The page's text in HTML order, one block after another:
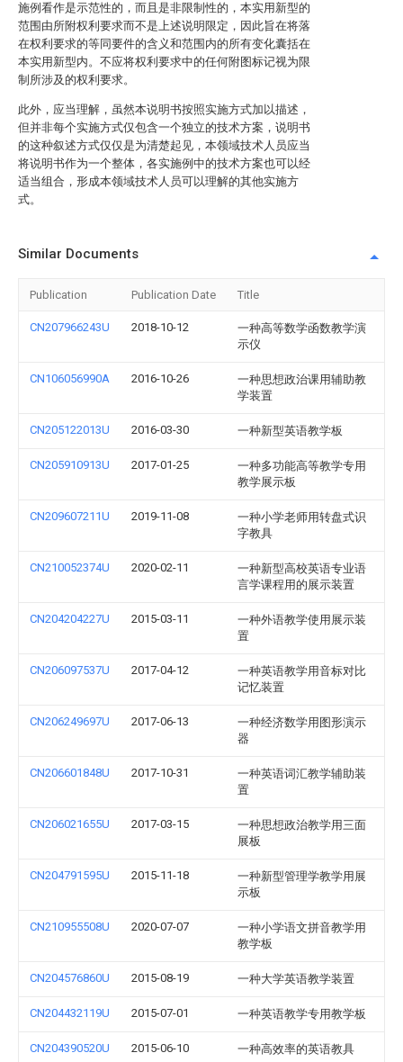
施例看作是示范性的，而且是非限制性的，本实用新型的
范围由所附权利要求而不是上述说明限定，因此旨在将落
在权利要求的等同要件的含义和范围内的所有变化囊括在
本实用新型内。不应将权利要求中的任何附图标记视为限
制所涉及的权利要求。
此外，应当理解，虽然本说明书按照实施方式加以描述，
但并非每个实施方式仅包含一个独立的技术方案，说明书
的这种叙述方式仅仅是为清楚起见，本领域技术人员应当
将说明书作为一个整体，各实施例中的技术方案也可以经
适当组合，形成本领域技术人员可以理解的其他实施方
式。
Similar Documents
Publication Publication Date Title
CN207966243U 2018-10-12
一种高等数学函数教学演
示仪
CN106056990A 2016-10-26
一种思想政治课用辅助教
学装置
CN205122013U 2016-03-30 一种新型英语教学板
CN205910913U 2017-01-25
一种多功能高等教学专用
教学展示板
CN209607211U 2019-11-08
一种小学老师用转盘式识
字教具
CN210052374U 2020-02-11
一种新型高校英语专业语
言学课程用的展示装置
CN204204227U 2015-03-11
一种外语教学使用展示装
置
CN206097537U 2017-04-12
一种英语教学用音标对比
记忆装置
CN206249697U 2017-06-13
一种经济数学用图形演示
器
CN206601848U 2017-10-31
一种英语词汇教学辅助装
置
CN206021655U 2017-03-15
一种思想政治教学用三面
展板
CN204791595U 2015-11-18
一种新型管理学教学用展
示板
CN210955508U 2020-07-07
一种小学语文拼音教学用
教学板
CN204576860U 2015-08-19 一种大学英语教学装置
CN204432119U 2015-07-01 一种英语教学专用教学板
CN204390520U 2015-06-10 一种高效率的英语教具